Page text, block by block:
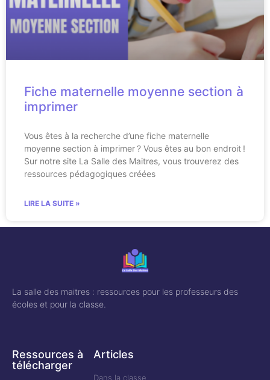
Fiche maternelle moyenne section à
imprimer
Vous êtes à la recherche d’une fiche maternelle
moyenne section à imprimer ? Vous êtes au bon endroit !
Sur notre site La Salle des Maitres, vous trouverez des
ressources pédagogiques créées
LIRE LA SUITE »
La salle des maitres : ressources pour les professeurs des
écoles et pour la classe.
Ressources à
télécharger
Articles
Dans la classe